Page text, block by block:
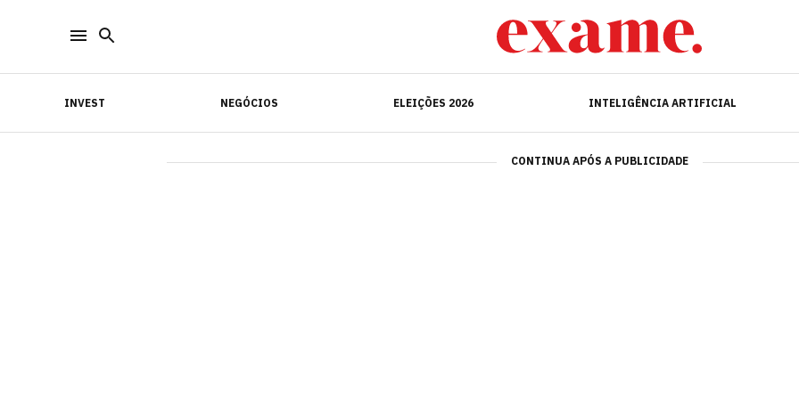
INVEST NEGÓCIOS ELEIÇÕES 2026 INTELIGÊNCIA ARTIFICIAL
INVEST INTELIGÊNCIA ARTIFICIAL
CONTINUA APÓS A PUBLICIDADE